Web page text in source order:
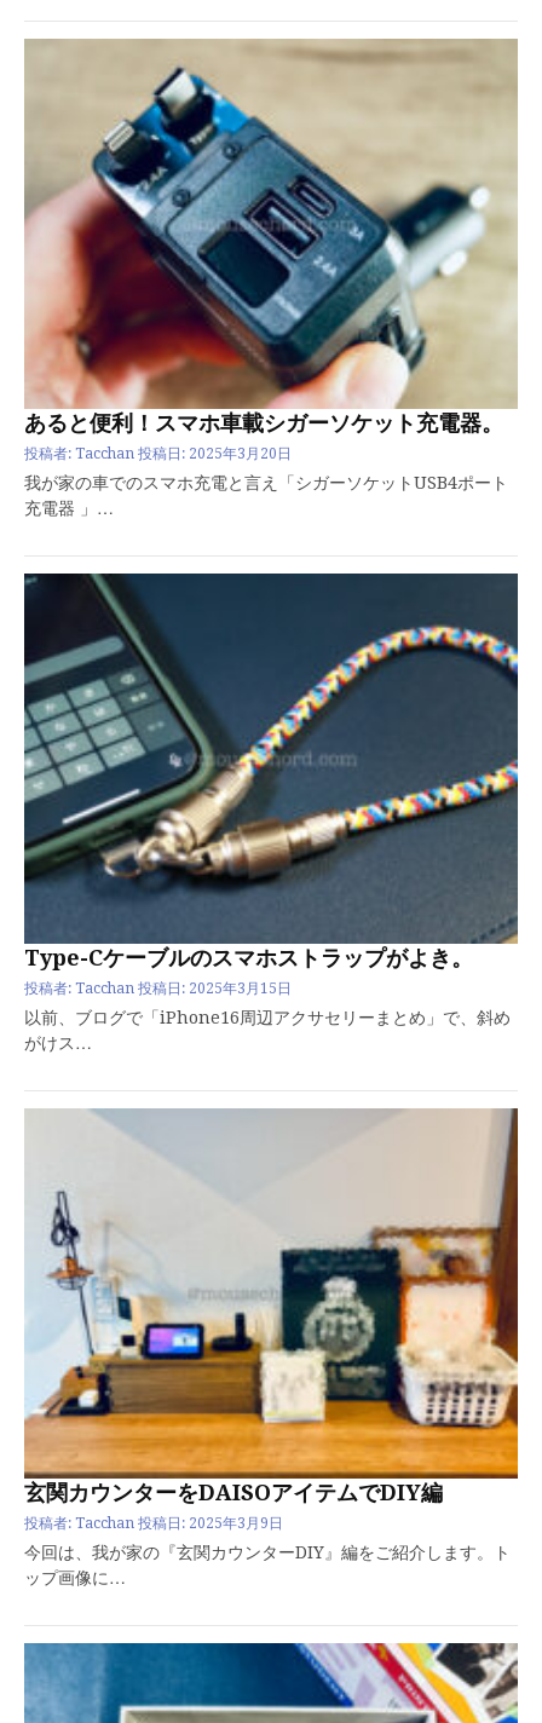
あると便利！スマホ車載シガーソケット充電器。
投稿者: Tacchan 投稿日: 2025年3月20日
我が家の車でのスマホ充電と言え「シガーソケットUSB4ポート
充電器 」…
Type-Cケーブルのスマホストラップがよき。
投稿者: Tacchan 投稿日: 2025年3月15日
以前、ブログで「iPhone16周辺アクサセリーまとめ」で、斜め
がけス…
玄関カウンターをDAISOアイテムでDIY編
投稿者: Tacchan 投稿日: 2025年3月9日
今回は、我が家の『玄関カウンターDIY』編をご紹介します。ト
ップ画像に…